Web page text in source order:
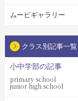
ムービギャラリー
クラス別記事一覧
小中学部の記事
primary school
junior high school